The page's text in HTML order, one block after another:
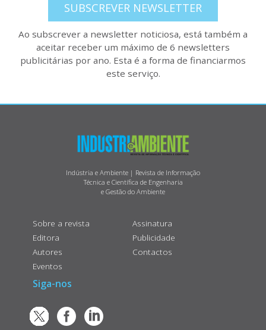
SUBSCREVER NEWSLETTER
Ao subscrever a newsletter noticiosa, está também a
aceitar receber um máximo de 6 newsletters
publicitárias por ano. Esta é a forma de financiarmos
este serviço.
Indústria e Ambiente | Revista de Informação
Técnica e Científica de Engenharia
e Gestão do Ambiente
Sobre a revista
Editora
Autores
Eventos
Assinatura
Publicidade
Contactos
Siga-nos